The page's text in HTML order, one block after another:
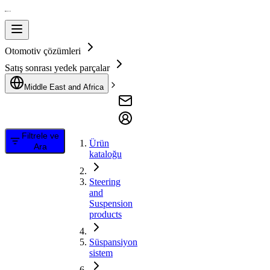
Otomotiv çözümleri
Satış sonrası yedek parçalar
Middle East and Africa
Filtrele ve
Ara
Ürün
kataloğu
Steering
and
Suspension
products
Süspansiyon
sistem